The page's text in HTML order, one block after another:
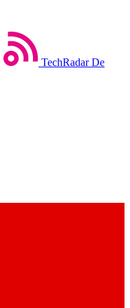
TechRadar De